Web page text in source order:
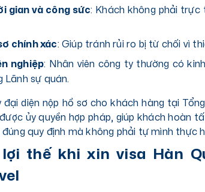
gian và công sức: Khách không phải trực
chính xác: Giúp tránh rủi ro bị từ chối vì
nghiệp: Nhân viên công ty thường có
Lãnh sự quán.
đại diện nộp hồ sơ cho khách hàng tại
ủy quyền hợp pháp, giúp khách hoàn
quy định mà không phải tự mình thực
thế khi xin visa Hàn